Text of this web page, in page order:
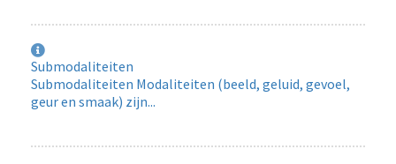
Submodaliteiten
Submodaliteiten Modaliteiten (beeld, geluid, gevoel,
geur en smaak) zijn...